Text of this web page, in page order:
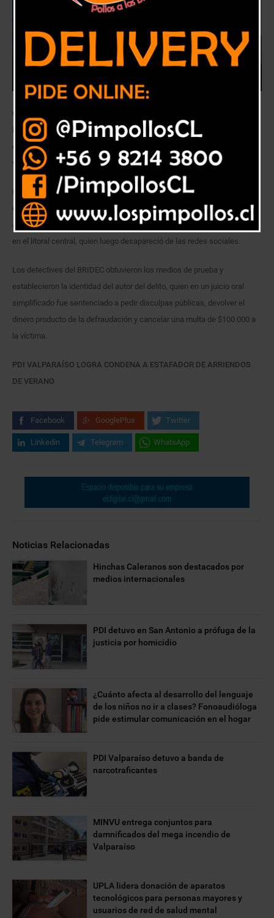
Gracias a una indagatoria efectuada por la Brigada Investigadora de
Delitos Económicos Valparaíso, el Juzgado de Garantía condenó por el
delito de estafa a un sujeto que defraudaba al ofrecer arriendos de
verano a través de internet.
La Fiscalía Local de Viña del Mar instruyó a la PDI tras recepcionar una
denuncia efectuada por un ciudadano argentino que depositó $500.000
a un sujeto que ofrecía a través de internet el arriendo de una vivienda
en el litoral central, quien luego desapareció de las redes sociales.
Los detectives del BRIDEC obtuvieron los medios de prueba y
establecieron la identidad del autor del delito, quien en un juicio oral
simplificado fue sentenciado a pedir disculpas públicas, devolver el
dinero producto de la defraudación y cancelar una multa de $100.000 a
la víctima.
PDI VALPARAÍSO LOGRA CONDENA A ESTAFADOR DE ARRIENDOS
DE VERANO
Facebook GooglePlus Twitter
Linkedin Telegram WhatsApp
Noticias Relacionadas
Hinchas Caleranos son destacados por
medios internacionales
PDI detuvo en San Antonio a prófuga de la
justicia por homicidio
¿Cuánto afecta al desarrollo del lenguaje
de los niños no ir a clases? Fonoaudióloga
pide estimular comunicación en el hogar
PDI Valparaíso detuvo a banda de
narcotraficantes
MINVU entrega conjuntos para
damnificados del mega incendio de
Valparaíso
UPLA lidera donación de aparatos
tecnológicos para personas mayores y
usuarios de red de salud mental